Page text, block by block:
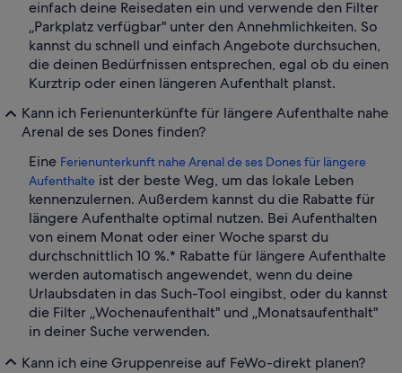
einfach deine Reisedaten ein und verwende den Filter
„Parkplatz verfügbar" unter den Annehmlichkeiten. So
kannst du schnell und einfach Angebote durchsuchen,
die deinen Bedürfnissen entsprechen, egal ob du einen
Kurztrip oder einen längeren Aufenthalt planst.
Kann ich Ferienunterkünfte für längere Aufenthalte nahe
Arenal de ses Dones finden?
Eine Ferienunterkunft nahe Arenal de ses Dones für längere
Aufenthalte ist der beste Weg, um das lokale Leben
kennenzulernen. Außerdem kannst du die Rabatte für
längere Aufenthalte optimal nutzen. Bei Aufenthalten
von einem Monat oder einer Woche sparst du
durchschnittlich 10 %.* Rabatte für längere Aufenthalte
werden automatisch angewendet, wenn du deine
Urlaubsdaten in das Such-Tool eingibst, oder du kannst
die Filter „Wochenaufenthalt" und „Monatsaufenthalt"
in deiner Suche verwenden.
Kann ich eine Gruppenreise auf FeWo-direkt planen?